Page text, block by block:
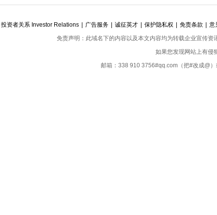
投资者关系 Investor Relations | 广告服务 | 诚征英才 | 保护隐私权 | 免责条款 | 意
免责声明：此域名下的内容以及本文内容均为转载企业宣传
如果您发现网站上有侵
邮箱：338 910 3756#qq.com（把#改成@